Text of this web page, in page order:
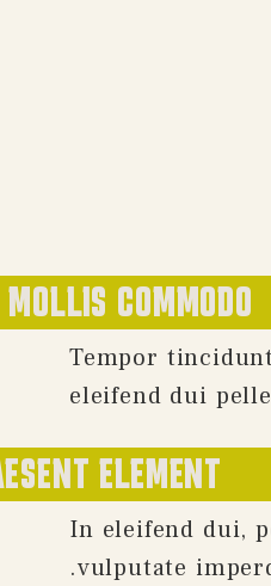
MOLLIS COMMODO
Tempor
eleifend dui
ELEMENT
In eleifend dui,
vulputate